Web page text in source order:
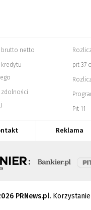
brutto netto
zdolności
pit 37
Pit 11
Reklama
PRNews.pl.